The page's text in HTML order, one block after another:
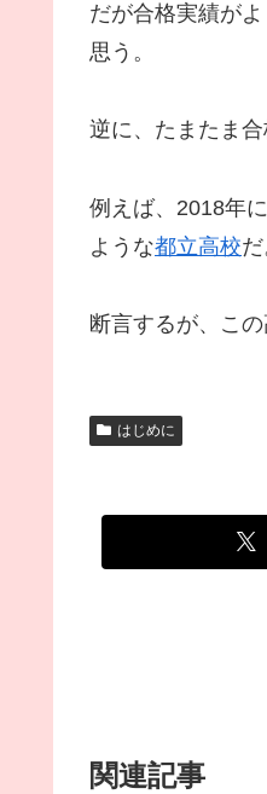
だが合格実績が
思う。
逆に、たまたま
例えば、2018年
ような都立高校だ
断言するが、こ
はじめに
関連記事